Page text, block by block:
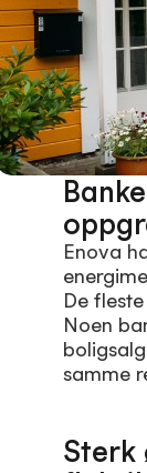
Enova
De
Noen
samme
Sterk